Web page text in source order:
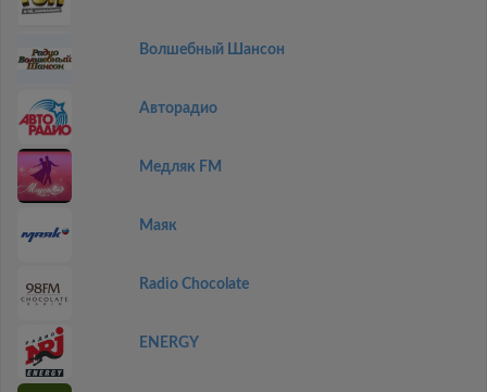
Волшебный Шансон
Авторадио
Медляк FM
Маяк
Radio Chocolate
ENERGY